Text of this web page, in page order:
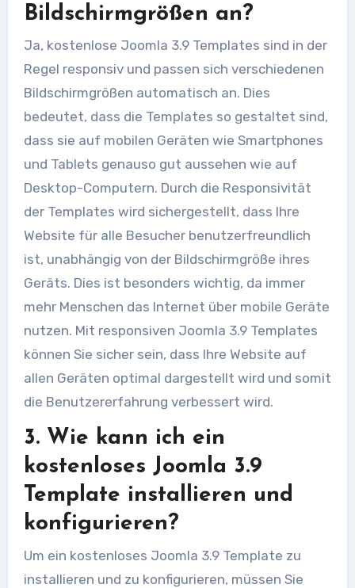
Bildschirmgrößen an?
Ja, kostenlose Joomla 3.9 Templates sind in der
Regel responsiv und passen sich verschiedenen
Bildschirmgrößen automatisch an. Dies
bedeutet, dass die Templates so gestaltet sind,
dass sie auf mobilen Geräten wie Smartphones
und Tablets genauso gut aussehen wie auf
Desktop-Computern. Durch die Responsivität
der Templates wird sichergestellt, dass Ihre
Website für alle Besucher benutzerfreundlich
ist, unabhängig von der Bildschirmgröße ihres
Geräts. Dies ist besonders wichtig, da immer
mehr Menschen das Internet über mobile Geräte
nutzen. Mit responsiven Joomla 3.9 Templates
können Sie sicher sein, dass Ihre Website auf
allen Geräten optimal dargestellt wird und somit
die Benutzererfahrung verbessert wird.
3. Wie kann ich ein
kostenloses Joomla 3.9
Template installieren und
konfigurieren?
Um ein kostenloses Joomla 3.9 Template zu
installieren und zu konfigurieren, müssen Sie